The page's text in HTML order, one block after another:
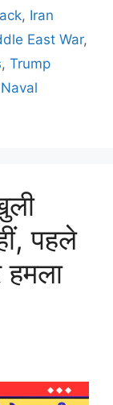
, Iran
East War,
, Trump
पहले
हमला